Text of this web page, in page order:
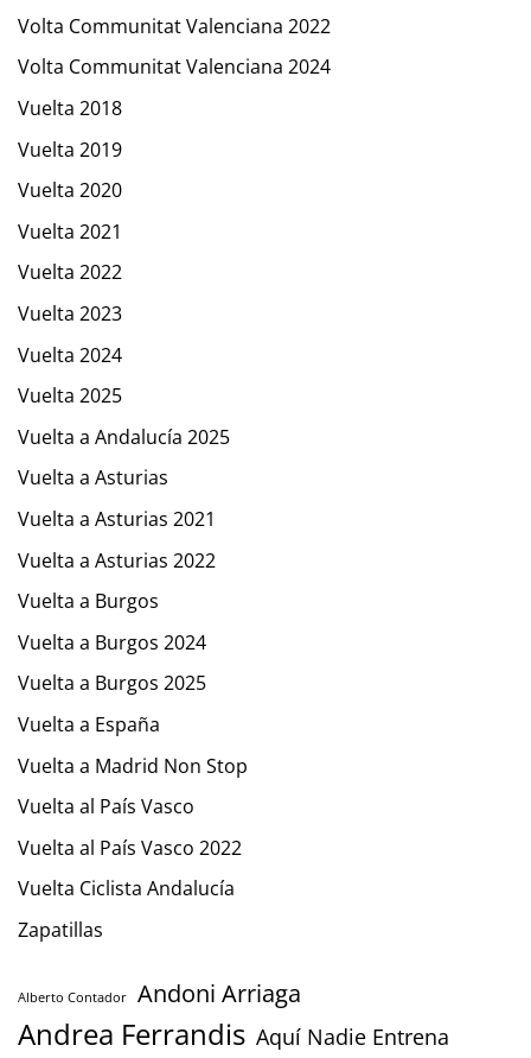
Volta Communitat Valenciana 2022
Volta Communitat Valenciana 2024
Vuelta 2018
Vuelta 2019
Vuelta 2020
Vuelta 2021
Vuelta 2022
Vuelta 2023
Vuelta 2024
Vuelta 2025
Vuelta a Andalucía 2025
Vuelta a Asturias
Vuelta a Asturias 2021
Vuelta a Asturias 2022
Vuelta a Burgos
Vuelta a Burgos 2024
Vuelta a Burgos 2025
Vuelta a España
Vuelta a Madrid Non Stop
Vuelta al País Vasco
Vuelta al País Vasco 2022
Vuelta Ciclista Andalucía
Zapatillas
Alberto Contador Andoni Arriaga
Andrea Ferrandis Aquí Nadie Entrena